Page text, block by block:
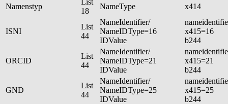
Namenstyp
List
18
NameType x414
ISNI
List
44
NameIdentifier/
NameIDType=16
IDValue
x415=16
b244
ORCID
List
44
NameIdentifier/
NameIDType=21
IDValue
x415=21
b244
GND
List
44
NameIdentifier/
NameIDType=25
IDValue
x415=25
b244